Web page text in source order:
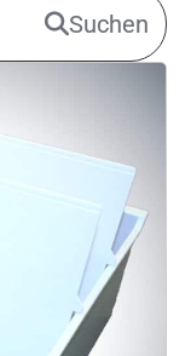
Suchen